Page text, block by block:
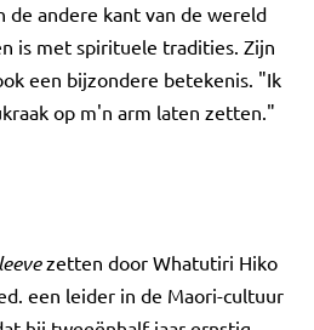
de andere kant van de wereld
is met spirituele tradities. Zijn
een bijzondere betekenis. "Ik
op m'n arm laten zetten."
zetten door Whatutiri Hiko
een leider in de Maori-cultuur